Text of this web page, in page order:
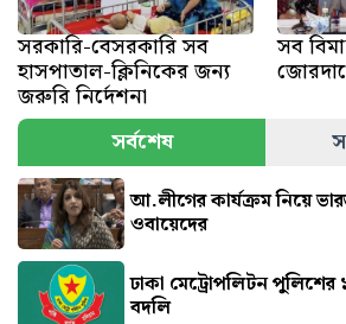
সরকারি-বেসরকারি সব
হাসপাতাল-ক্লিনিকের জন্য
জরুরি নির্দেশনা
সব
সর্বশেষ
আ.লীগের কার্যক্রম নিয়ে
ওবায়েদের
ঢাকা মেট্রোপলিটন পুলিশের
বদলি